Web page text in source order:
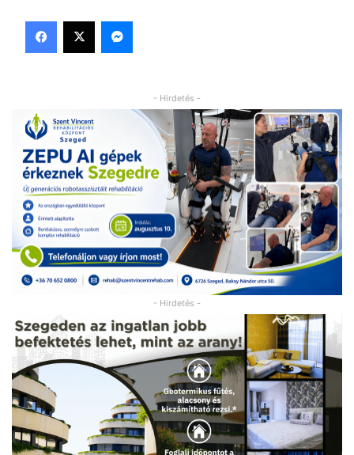
Facebook
X Messenger
- Hirdetés -
- Hirdetés -